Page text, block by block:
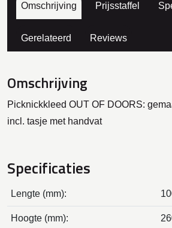
Omschrijving Prijsstaffel
Gerelateerd Reviews
Omschrijving
Picknickkleed OUT OF DOORS:
incl. tasje met handvat
Specificaties
Lengte (mm):
Hoogte (mm):